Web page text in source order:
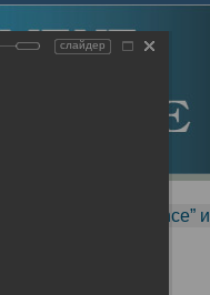
Magnetic Resonance” и
слайдер